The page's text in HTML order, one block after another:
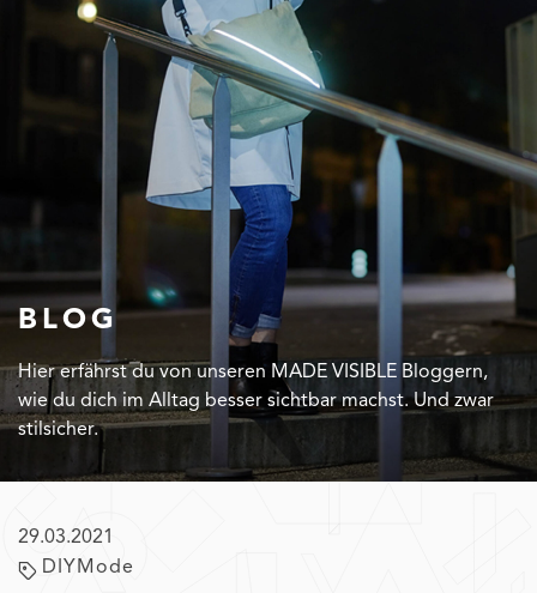
BLOG
Hier erfährst du von unseren MADE VISIBLE Bloggern,
wie du dich im Alltag besser sichtbar machst. Und zwar
stilsicher.
29.03.2021
DIYMode